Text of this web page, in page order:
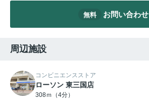
無料 お問い合わせ
周辺施設
コンビニエンスストア
ローソン 東三国店
308ｍ（4分）